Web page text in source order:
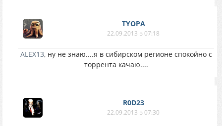
TYOPA
22.09.2013 в 07:18
ALEX13, ну не знаю....я в сибирском регионе спокойно с
торрента качаю....
R0D23
22.09.2013 в 07:30